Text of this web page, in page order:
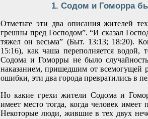
1. Содом и Гоморра
Отметьте эти два описания жителей
грешны пред Господом”. “И сказал
тяжел он весьма” (Быт. 13:13; 18:20).
15:16), как чаша переполняется
Содома и Гоморры не было
наказанием, пришедшим от всемогущей
ошибки, эти два города превратились в
Но какие грехи жители Содома и
имеет место тогда, когда человек
Некоторые люди, жившие в тех двух